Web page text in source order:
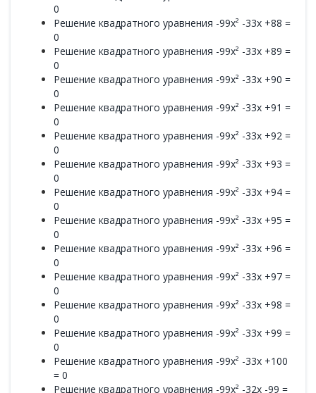
0
Решение квадратного уравнения -99x² -33x +88 =
0
Решение квадратного уравнения -99x² -33x +89 =
0
Решение квадратного уравнения -99x² -33x +90 =
0
Решение квадратного уравнения -99x² -33x +91 =
0
Решение квадратного уравнения -99x² -33x +92 =
0
Решение квадратного уравнения -99x² -33x +93 =
0
Решение квадратного уравнения -99x² -33x +94 =
0
Решение квадратного уравнения -99x² -33x +95 =
0
Решение квадратного уравнения -99x² -33x +96 =
0
Решение квадратного уравнения -99x² -33x +97 =
0
Решение квадратного уравнения -99x² -33x +98 =
0
Решение квадратного уравнения -99x² -33x +99 =
0
Решение квадратного уравнения -99x² -33x +100
= 0
Решение квадратного уравнения -99x² -32x -99 =